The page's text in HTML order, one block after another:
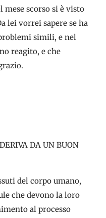
mese scorso si è visto
lei vorrei sapere se ha
simili, e nel
reagito, e che
DA UN BUON
del corpo umano,
che devono la loro
al processo